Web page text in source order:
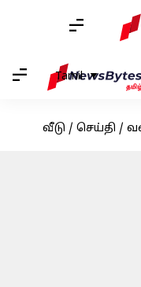
Tamil
வீடு / செய்தி /